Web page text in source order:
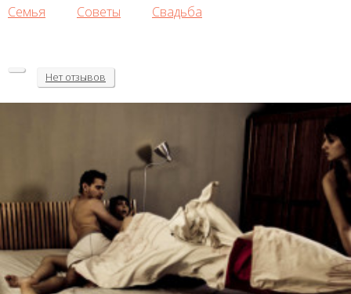
Семья
Советы Свадьба
Нет отзывов